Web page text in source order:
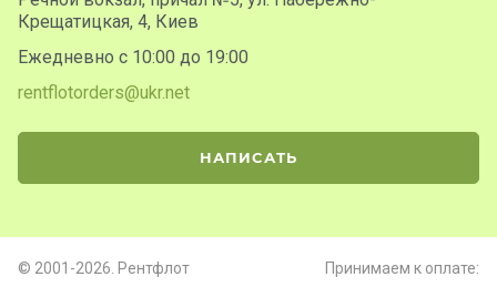
Крещатицкая, 4, Киев
Ежедневно с 10:00 до 19:00
rentflotorders@ukr.net
НАПИСАТЬ
© 2001-2026. Рентфлот Принимаем к оплате: